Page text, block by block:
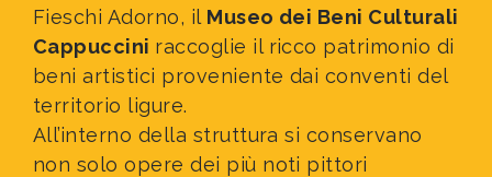
Fieschi Adorno, il Museo dei Beni Culturali
Cappuccini raccoglie il ricco patrimonio di
beni artistici proveniente dai conventi del
territorio ligure.
All’interno della struttura si conservano
non solo opere dei più noti pittori